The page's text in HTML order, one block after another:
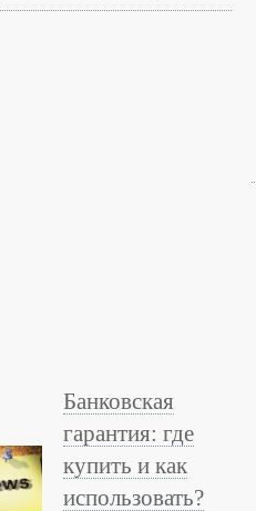
Банковская
гарантия: где
купить и как
использовать?